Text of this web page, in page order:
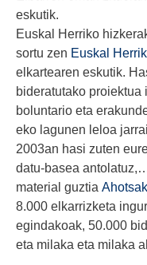
eskutik.
Euskal Herriko
sortu zen Euskal
elkartearen eskutik.
bideratutako proiektua
boluntario eta
eko lagunen leloa
2003an hasi zuten
datu-basea
material guztia
8.000 elkarrizketa
egindakoak, 50.000
eta milaka eta milaka